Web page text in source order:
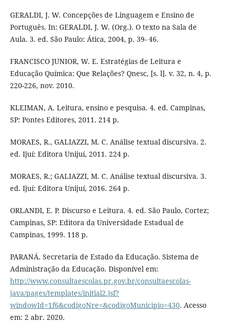
GERALDI, J. W. Concepções de Linguagem e Ensino de
Português. In: GERALDI, J. W. (Org.). O texto na Sala de
Aula. 3. ed. São Paulo: Ática, 2004, p. 39- 46.
FRANCISCO JUNIOR, W. E. Estratégias de Leitura e
Educação Química: Que Relações? Qnesc, [s. l]. v. 32, n. 4, p.
220-226, nov. 2010.
KLEIMAN, A. Leitura, ensino e pesquisa. 4. ed. Campinas,
SP: Pontes Editores, 2011. 214 p.
MORAES, R., GALIAZZI, M. C. Análise textual discursiva. 2.
ed. Ijuí: Editora Unijuí, 2011. 224 p.
MORAES, R.; GALIAZZI, M. C. Análise textual discursiva. 3.
ed. Ijuí: Editora Unijuí, 2016. 264 p.
ORLANDI, E. P. Discurso e Leitura. 4. ed. São Paulo, Cortez;
Campinas, SP: Editora da Universidade Estadual de
Campinas, 1999. 118 p.
PARANÁ. Secretaria de Estado da Educação. Sistema de
Administração da Educação. Disponível em:
http://www.consultaescolas.pr.gov.br/consultaescolas-
java/pages/templates/initial2.jsf?
windowId=1f6&codigoNre=&codigoMunicipio=430. Acesso
em: 2 abr. 2020.